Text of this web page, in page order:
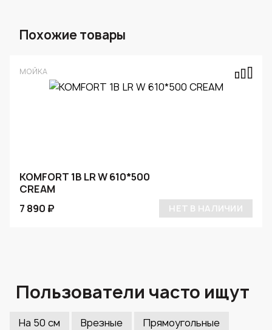
Похожие товары
МОЙКА
KOMFORT 1B LR W 610*500
CREAM
7 890 ₽
НЕТ В НАЛИЧИИ
Пользователи часто ищут
На 50 см Врезные
Прямоугольные